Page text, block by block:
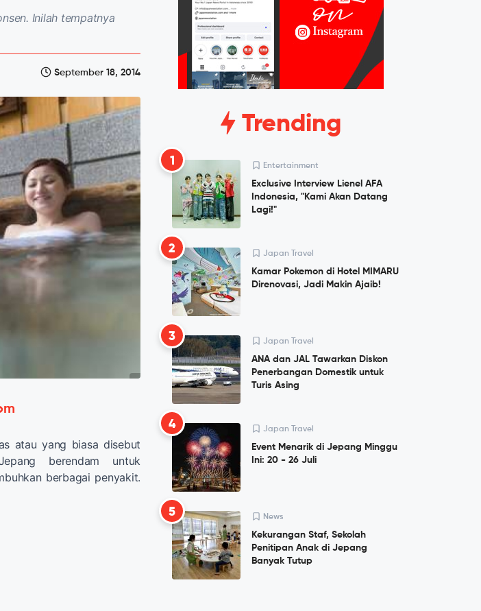
Inilah tempatnya
September 18, 2014
atau yang biasa disebut
berendam untuk
berbagai penyakit.
Trending
1 Entertainment
Exclusive Interview Lienel AFA
Indonesia, "Kami Akan Datang
Lagi!"
2 Japan Travel
Kamar Pokemon di Hotel MIMARU
Direnovasi, Jadi Makin Ajaib!
3 Japan Travel
ANA dan JAL Tawarkan Diskon
Penerbangan Domestik untuk
Turis Asing
4 Japan Travel
Event Menarik di Jepang Minggu
Ini: 20 - 26 Juli
5 News
Kekurangan Staf, Sekolah
Penitipan Anak di Jepang
Banyak Tutup